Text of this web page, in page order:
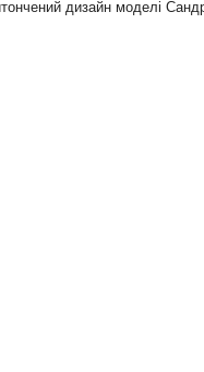
дизайн моделі